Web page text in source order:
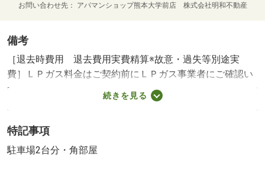
お問い合わせ先 アパマンショップ熊本大学前店 株式会社明和不動産
備考
［退去時費用 退去費用実費精算※故意・過失等別途実
費］ＬＰガス料金はご契約前にＬＰガス事業者にご確認い
ただけます。 ルームクリーニング料金にエアコンクリー
ニング費用を含みます。 保証会社利用必須 イントラ
保証料賃料等総額の１％＋８００円／月（その他商品あ
り） 城西小学校・９７６ｍ 西山中学校・８２３ｍ コ
続きを見る
特記事項
駐車場2台分・角部屋